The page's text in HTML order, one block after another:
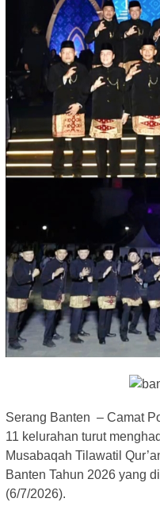
Serang Banten – Camat
11 kelurahan turut
Musabaqah Tilawatil
Banten Tahun 2026 yang
(6/7/2026).